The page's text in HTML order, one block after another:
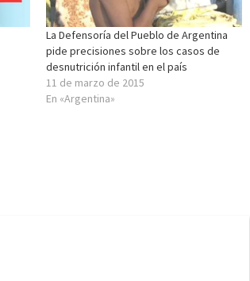
La Defensoría del Pueblo de Argentina
pide precisiones sobre los casos de
desnutrición infantil en el país
11 de marzo de 2015
En «Argentina»